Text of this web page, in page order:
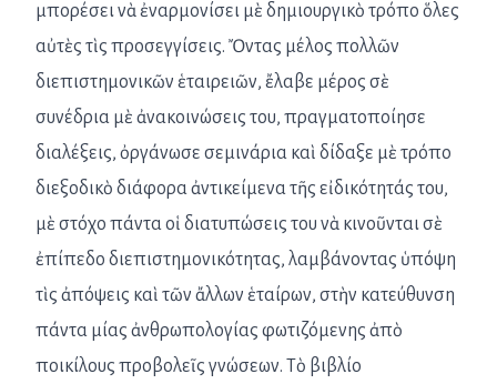
μπορέσει νὰ ἐναρμονίσει μὲ δημιουργικὸ τρόπο ὅλες
αὐτὲς τὶς προσεγγίσεις. Ὄντας μέλος πολλῶν
διεπιστημονικῶν ἑταιρειῶν, ἔλαβε μέρος σὲ
συνέδρια μὲ ἀνακοινώσεις του, πραγματοποίησε
διαλέξεις, ὀργάνωσε σεμινάρια καὶ δίδαξε μὲ τρόπο
διεξοδικὸ διάφορα ἀντικείμενα τῆς εἰδικότητάς του,
μὲ στόχο πάντα οἱ διατυπώσεις του νὰ κινοῦνται σὲ
ἐπίπεδο διεπιστημονικότητας, λαμβάνοντας ὑπόψη
τὶς ἀπόψεις καὶ τῶν ἄλλων ἑταίρων, στὴν κατεύθυνση
πάντα μίας ἀνθρωπολογίας φωτιζόμενης ἀπὸ
ποικίλους προβολεῖς γνώσεων. Τὸ βιβλίο